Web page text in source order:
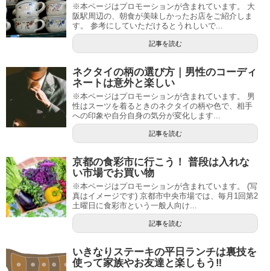
※本ページはプロモーションが含まれています。 大
阪駅周辺の、朝食が美味しかったお店をご紹介しま
す。 参考にしていただけるとうれしいで...
記事を読む
ネクタイの柄の選び方｜男性のコーディ
ネートは意外と楽しい
※本ページはプロモーションが含まれています。 男
性はスーツを着るときのネクタイの柄や色で、相手
への印象や自分自身の気分が変化します...
記事を読む
京都の食彩市に行こう！ 普段は入れな
い市場でお買い物
※本ページはプロモーションが含まれています。 (写
真はイメージです) 京都市中央市場では、毎月1回第2
土曜日に食彩市という一般人向け...
記事を読む
いきなりステーキの平日ランチは裏技を
使って家族やお友達と楽しもう‼